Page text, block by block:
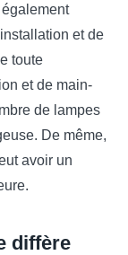
et de
toute
et de main-
de lampes
De même,
avoir un
diffère